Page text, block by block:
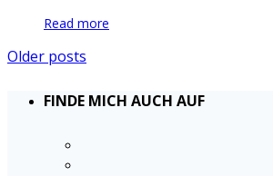
Read more
Older posts
FINDE MICH AUCH AUF